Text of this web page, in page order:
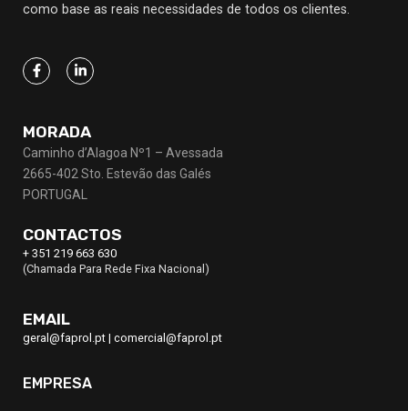
como base as reais necessidades de todos os clientes.
MORADA
Caminho d’Alagoa Nº1 – Avessada
2665-402 Sto. Estevão das Galés
PORTUGAL
CONTACTOS
+ 351 219 663 630
(Chamada Para Rede Fixa Nacional)
EMAIL
geral@faprol.pt | comercial@faprol.pt
EMPRESA